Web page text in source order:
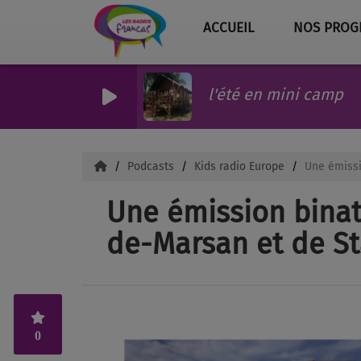
ACCUEIL NOS
l'été en mini camp
Podcasts Kids radio Europe Une
Une émission
de-Marsan et de
0